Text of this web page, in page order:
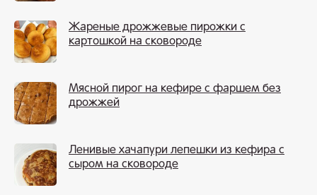
Жареные дрожжевые пирожки с
картошкой на сковороде
Мясной пирог на кефире с фаршем без
дрожжей
Ленивые хачапури лепешки из кефира с
сыром на сковороде